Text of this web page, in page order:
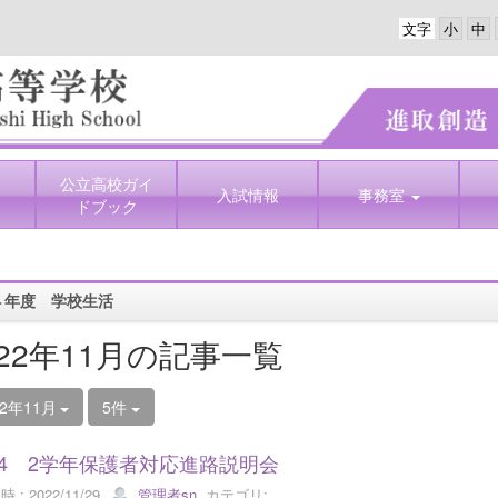
文字
公立高校ガイ
ドブック
入試情報 事務室
年度 学校生活
年11月の記事一覧
年11月 5件
2学年保護者対応進路説明会